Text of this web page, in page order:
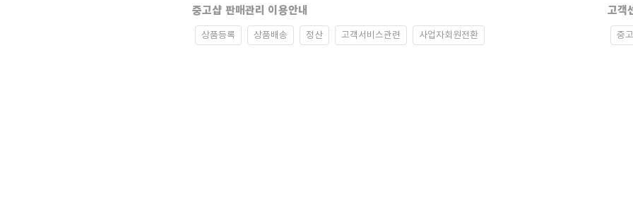
중고샵 판매관리 이용안내
상품등록 상품배송 정산 고객서비스관련 사업자회원전환
고객
중